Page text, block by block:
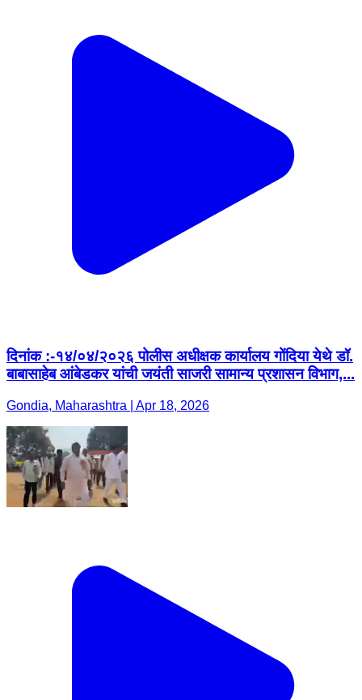
दिनांक :-१४/०४/२०२६ पोलीस अधीक्षक कार्यालय गोंदिया येथे डॉ.
बाबासाहेब आंबेडकर यांची जयंती साजरी सामान्य प्रशासन विभाग,...
Gondia, Maharashtra | Apr 18, 2026